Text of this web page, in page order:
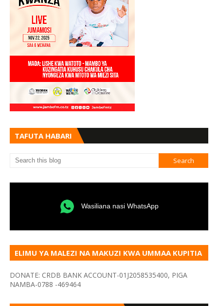
TAFUTA HABARI
Wasiliana nasi WhatsApp
ELIMU YA MALEZI NA MAKUZI KWA UMMAA KUPITIA
DONATE: CRDB BANK ACCOUNT-01J2058535400, PIGA
NAMBA-0788 -469464